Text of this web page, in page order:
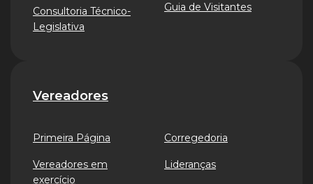
Consultoria Técnico-
Legislativa
Guia de Visitantes
Vereadores
Primeira Página
Vereadores em
exercício
Corregedoria
Lideranças